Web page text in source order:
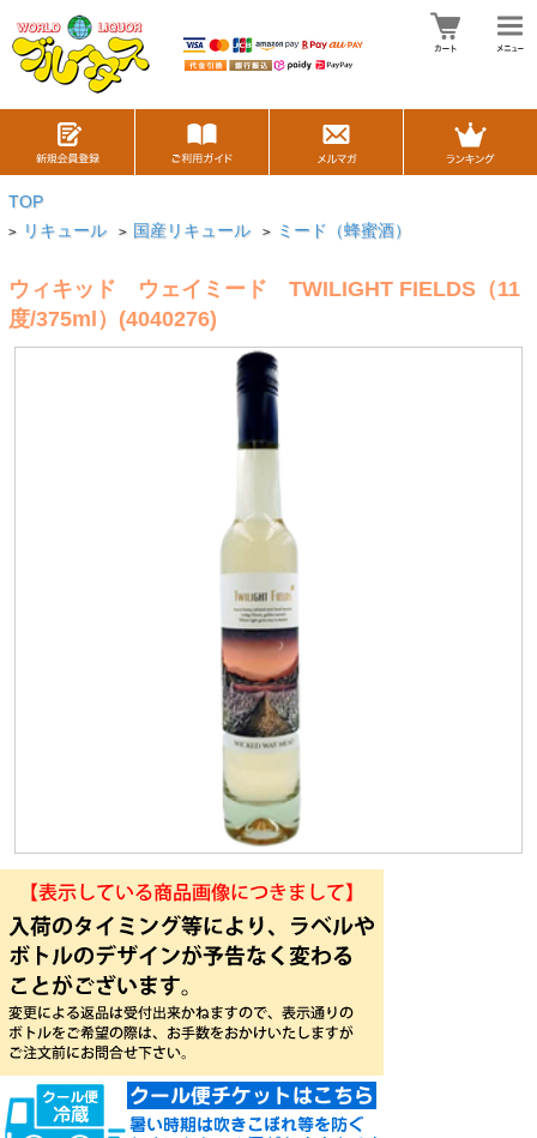
TOP
> リキュール > 国産リキュール > ミード（蜂蜜酒）
ウィキッド ウェイミード TWILIGHT FIELDS（11
度/375ml）(4040276)